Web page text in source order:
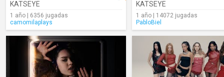
KATSEYE
1 año | 6356 jugadas
camomilaplays
KATSEYE
1 año | 14072 jugadas
PabloBiel